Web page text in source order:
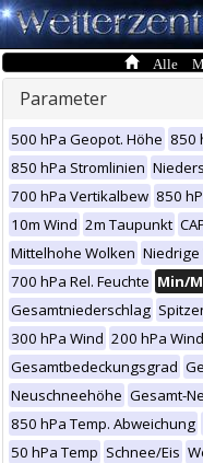
Alle
Parameter
500 hPa Geopot. Höhe 850
850 hPa Stromlinien
700 hPa Vertikalbew 850
10m Wind 2m Taupunkt
Mittelhohe Wolken Niedrige
700 hPa Rel. Feuchte Min/
Gesamtniederschlag
300 hPa Wind 200 hPa Wind
Gesamtbedeckungsgrad
Neuschneehöhe Gesamt-
850 hPa Temp. Abweichung
50 hPa Temp Schnee/Eis